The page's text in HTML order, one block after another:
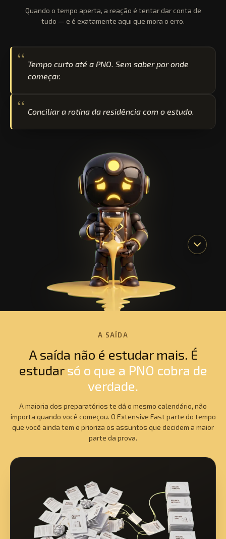
Quando o tempo aperta, a reação é tentar dar conta de
tudo — e é exatamente aqui que mora o erro.
Tempo curto até a PNO. Sem saber por onde
começar.
Conciliar a rotina da residência com o estudo.
A SAÍDA
A saída não é estudar mais. É
estudarsó o que a PNO cobra de
verdade.
A maioria dos preparatórios te dá o mesmo calendário, não
importa quando você começou. O Extensive Fast parte do tempo
que você ainda tem e prioriza os assuntos que decidem a maior
parte da prova.